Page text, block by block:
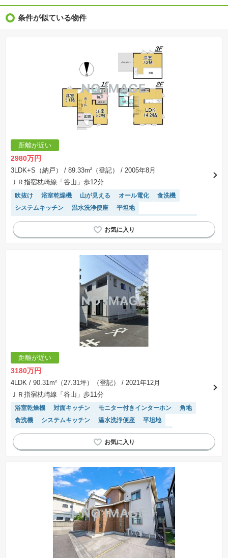
※価格更新：物件価格が変更された日から１週間表示されます。
※建築条件土地の情報内に掲載されている、建物プラン例は、土地購入者の設計プランの参考
※土地（建築条件なし）で「建物プラン例」が表記してある時、そのプラン例は特定の建築請
負会社によるもので、当該建築請負会社以外で建てた場合、同様のものが同価格で建てられる
とは限りません。また建築請負会社を特定するものではありません。
※建築条件付き土地とは、その土地に建築する建物の建築請負契約が、一定期間内に成立する
ことを条件として売買される土地のことをいいます。建築請負契約成立に向けて設計プランを
協議するため、土地購入者が自己の希望する建物の設計協議をするために必要な相当の期間の
交渉期間が設定され、その期間内で希望を満たすプランが実現できたかどうかにより結論を出
します。なお、この期間は概ね3ヶ月程度とされています。納得のいくプランが出来ず、建築請
負契約が成立しない場合、土地売買契約は白紙に戻り、土地契約にかかった代金（土地代金、
手付金など）は名目のいかんに関わらず、全て返却されます。
※課税対象物件の「価格」や「費用等」は消費税込みの「総額表示」で統一しています。
※「本体価格」とは、課税対象物件においては「消費税を除いた建物価格」と「土地価格」の
合計額を指します。
表示されておりません。
※取引にかかる費用：物件の契約手続き、決済、引き渡し時にかかる費用を表示しています。
不動産会社によって表記有無が異なるため、ご自身で十分な確認をしていただくようにお願い
いたします。
場合があります。
条件が似ている物件
距離が近い
2980万円
3LDK+S（納戸） / 89.33m²（登記）
/ 2005年8月
ＪＲ指宿枕崎線「谷山」歩12分
吹抜け 浴室乾燥機 山が見える オール電化
食洗機
システムキッチン
温水洗浄便座
平坦地
接面道路の幅が６m以上
トイレ2個以上
リフォーム済み物件
IHクッキングヒーター
陽当り良好
距離が近い
3180万円
4LDK / 90.31m²（27.31坪）（登記）
/ 2021年12月
ＪＲ指宿枕崎線「谷山」歩11分
浴室乾燥機 対面キッチン モニター付きインターホン
角地
食洗機
システムキッチン 温水洗浄便座
平坦地
接面道路の幅が６m以上
トイレ2個以上
窓付き浴室
陽当り良好